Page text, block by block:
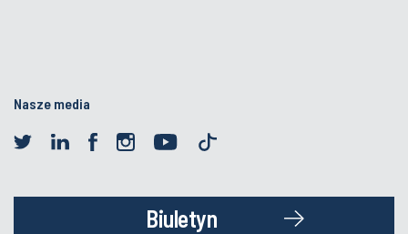
Nasze media
Biuletyn